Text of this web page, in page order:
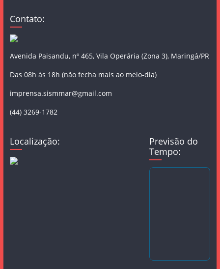
Contato:
Avenida Paisandu, nº 465, Vila Operária (Zona 3), Maringá/PR
Das 08h às 18h (não fecha mais ao meio-dia)
imprensa.sismmar@gmail.com
(44) 3269-1782
Localização:
Previsão do
Tempo: